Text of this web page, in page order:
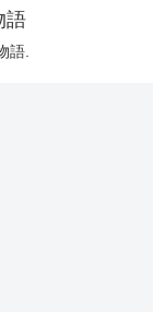
語
語.